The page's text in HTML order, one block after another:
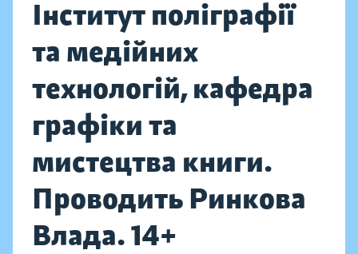
Інститут поліграфії
та медійних
технологій, кафедра
графіки та
мистецтва книги.
Проводить Ринкова
Влада. 14+